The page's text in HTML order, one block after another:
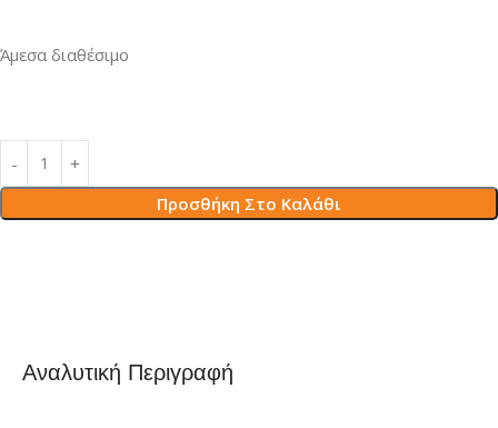
Άμεσα διαθέσιμο
Προσθήκη Στο Καλάθι
Αναλυτική Περιγραφή